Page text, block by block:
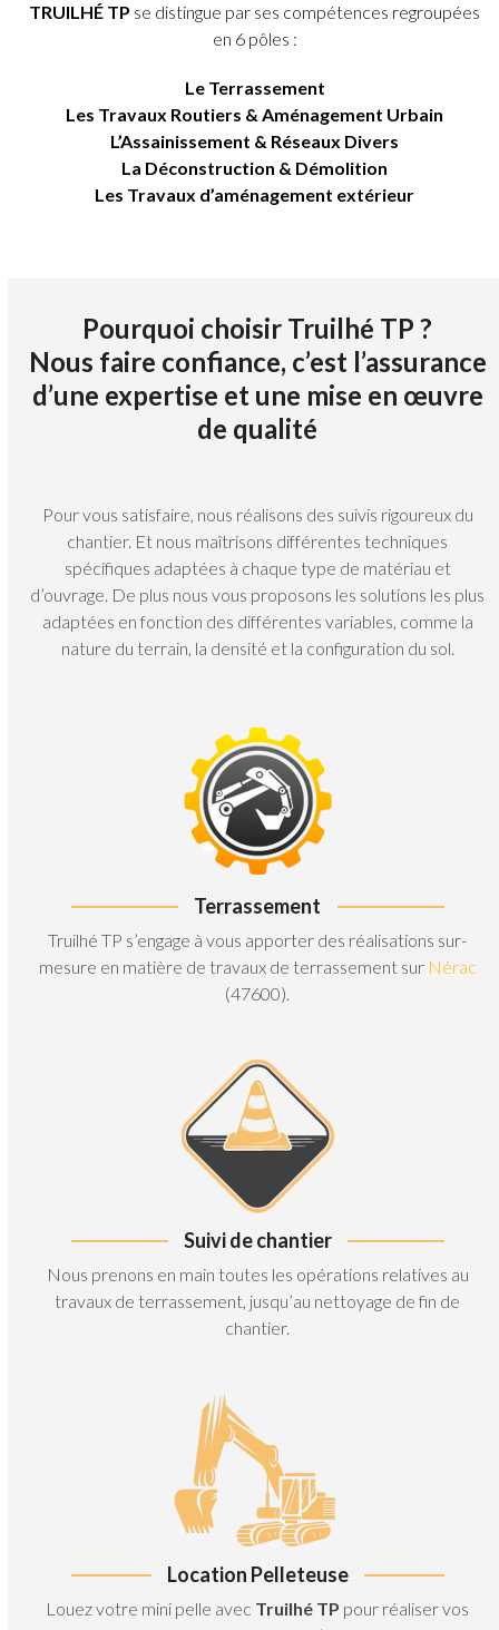
TRUILHÉ TP se distingue par ses compétences regroupées
en 6 pôles :
Le Terrassement
Les Travaux Routiers & Aménagement Urbain
L’Assainissement & Réseaux Divers
La Déconstruction & Démolition
Les Travaux d’aménagement extérieur
Pourquoi choisir Truilhé TP ?
Nous faire confiance, c’est l’assurance
d’une expertise et une mise en œuvre
de qualité
Pour vous satisfaire, nous réalisons des suivis rigoureux du
chantier. Et nous maîtrisons différentes techniques
spécifiques adaptées à chaque type de matériau et
d’ouvrage. De plus nous vous proposons les solutions les plus
adaptées en fonction des différentes variables, comme la
nature du terrain, la densité et la configuration du sol.
Terrassement
Truilhé TP s’engage à vous apporter des réalisations sur-
mesure en matière de travaux de terrassement sur Nérac
(47600).
Suivi de chantier
Nous prenons en main toutes les opérations relatives au
travaux de terrassement, jusqu’au nettoyage de fin de
chantier.
Location Pelleteuse
Louez votre mini pelle avec Truilhé TP pour réaliser vos